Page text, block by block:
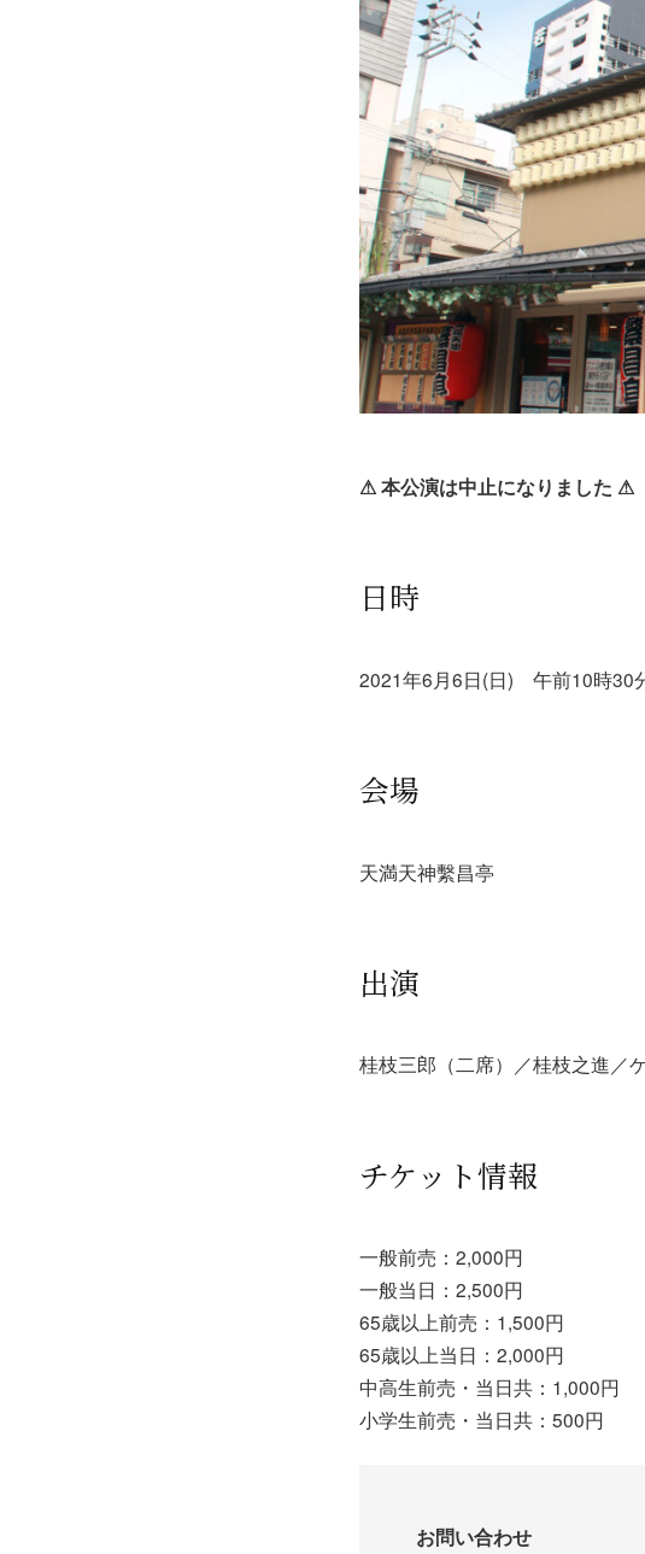
⚠ 本公演は中止になりました ⚠
日時
2021年6月6日(日) 午前10時30
会場
天満天神繫昌亭
出演
桂枝三郎（二席）／桂枝之進／
チケット情報
一般前売：2,000円
一般当日：2,500円
65歳以上前売：1,500円
65歳以上当日：2,000円
中高生前売・当日共：1,000円
小学生前売・当日共：500円
お問い合わせ